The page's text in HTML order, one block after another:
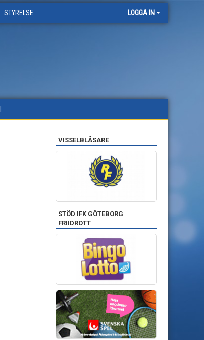
STYRELSE LOGGA IN
VISSELBLÅSARE
STÖD IFK GÖTEBORG
FRIIDROTT